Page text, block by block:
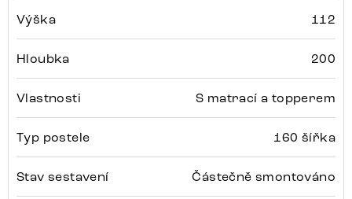
Výška 112
Hloubka 200
Vlastnosti S matrací a topperem
Typ postele 160 šířka
Stav sestavení Částečně smontováno